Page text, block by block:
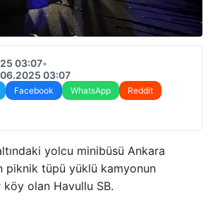
03:07•
03:07
Facebook WhatsApp
Reddit
yolcu minibüsü Ankara
piknik tüpü yüklü kamyonun
olan Havullu SB.